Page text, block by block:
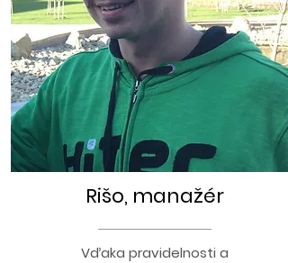
Rišo, manažér
Vďaka pravidelnosti a